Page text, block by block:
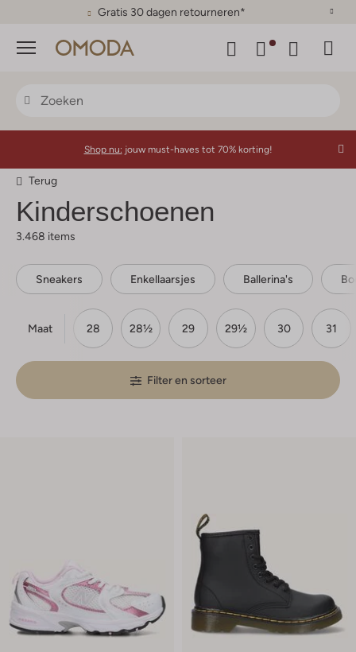
Gratis 30 dagen retourneren*
Menu
Shop nu: jouw must-haves tot 70% korting!
Terug
Kinderschoenen
3.468 items
Sneakers Enkellaarsjes Ballerina's
Maat
27½ 28 28½ 29 29½ 30 31
Filter en sorteer